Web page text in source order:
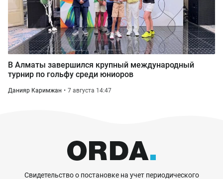
В Алматы завершился крупный международный
турнир по гольфу среди юниоров
Данияр Каримжан 7 августа 14:47
Свидетельство о постановке на учет периодического